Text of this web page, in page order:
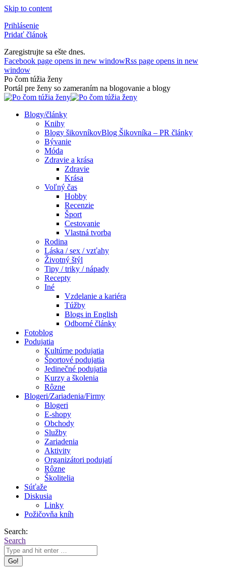
Skip to content
Prihlásenie
Pridať článok
Zaregistrujte sa ešte dnes.
Facebook page opens in new windowRss page opens in new
window
Po čom túžia ženy
Portál pre ženy so zameraním na blogovanie a blogy
Blogy/články
Knihy
Blogy šikovníkovBlog Šikovníka – PR články
Bývanie
Móda
Zdravie a krása
Zdravie
Krása
Voľný čas
Hobby
Recenzie
Šport
Cestovanie
Vlastná tvorba
Rodina
Láska / sex / vzťahy
Životný štýl
Tipy / triky / nápady
Recepty
Iné
Vzdelanie a kariéra
Túžby
Blogs in English
Odborné články
Fotoblog
Podujatia
Kultúrne podujatia
Športové podujatia
Jedinečné podujatia
Kurzy a školenia
Rôzne
Blogeri/Zariadenia/Firmy
Blogeri
E-shopy
Obchody
Služby
Zariadenia
Aktivity
Organizátori podujatí
Rôzne
Školitelia
Súťaže
Diskusia
Linky
Požičovňa kníh
Search:
Search